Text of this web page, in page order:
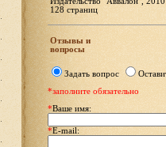
128 страниц
Отзывы и
вопросы
Задать вопрос
*заполните обязательно
*Ваше имя:
*E-mail: